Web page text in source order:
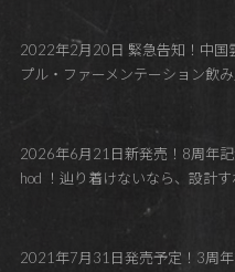
2022年2月20日 緊急告知！中国
プル・ファーメンテーション飲み
2026年6月21日新発売！8周年記
hod ！辿り着けないなら、設計
2021年7月31日発売予定！3周